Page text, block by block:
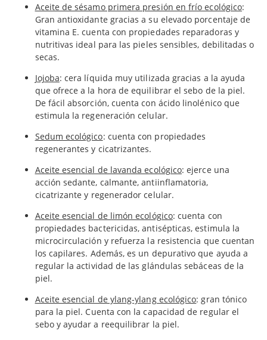
Aceite de sésamo primera presión en frío ecológico:
Gran antioxidante gracias a su elevado porcentaje de
vitamina E. cuenta con propiedades reparadoras y
nutritivas ideal para las pieles sensibles, debilitadas o
secas.
Jojoba: cera líquida muy utilizada gracias a la ayuda
que ofrece a la hora de equilibrar el sebo de la piel.
De fácil absorción, cuenta con ácido linolénico que
estimula la regeneración celular.
Sedum ecológico: cuenta con propiedades
regenerantes y cicatrizantes.
Aceite esencial de lavanda ecológico: ejerce una
acción sedante, calmante, antiinflamatoria,
cicatrizante y regenerador celular.
Aceite esencial de limón ecológico: cuenta con
propiedades bactericidas, antisépticas, estimula la
microcirculación y refuerza la resistencia que cuentan
los capilares. Además, es un depurativo que ayuda a
regular la actividad de las glándulas sebáceas de la
piel.
Aceite esencial de ylang-ylang ecológico: gran tónico
para la piel. Cuenta con la capacidad de regular el
sebo y ayudar a reequilibrar la piel.